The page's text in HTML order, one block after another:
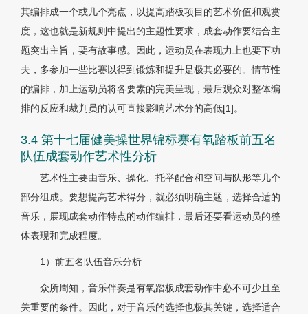
其编排成一个或几个亮点，以提高踏板项目的艺术价值和观赏
度，这也就是新规则中提出的主题性要求，成套动作要结合主
题突出主旨，要有故事感。因此，运动员在表现力上也要下功
夫，多参加一些比赛以得到锻炼和提升是极其必要的。情节性
的编排，加上运动员将各要素的完美呈现，最后观众对整体编
排的反应和裁判员的认可直接影响艺术分的高低[1]。
3.4 第十七届健美操世界锦标赛有氧踏板前五名
队伍成套动作艺术性分析
艺术性主要由音乐、操化、托举配合和空间与队形等几个
部分组成。要想提高艺术得分，就必须明确主题，选择合适的
音乐，展现成套动作特点的动作编排，最后还要看运动员的整
体表现和完成程度。
1）前五名队伍音乐分析
众所周知，音乐伴奏是有氧踏板成套动作中必不可少且至
关重要的条件。因此，对于音乐的选择也极其关键，选择适合